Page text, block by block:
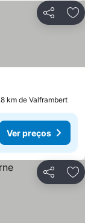
Partilhar
km de Valframbert
Ver preços
Partilhar